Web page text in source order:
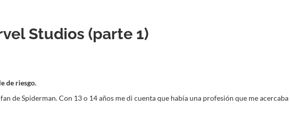
Studios (parte 1)
de riesgo.
de Spiderman. Con 13 o 14 años me di cuenta que había una profesión que me acercaba